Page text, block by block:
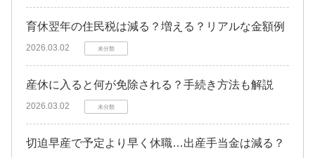
育休翌年の住民税は減る？増える？リアルな金額例
2026.03.02 未分類
産休に入ると何が免除される？手続き方法も解説
2026.03.02 未分類
切迫早産で予定より早く休職…出産手当金は減る？